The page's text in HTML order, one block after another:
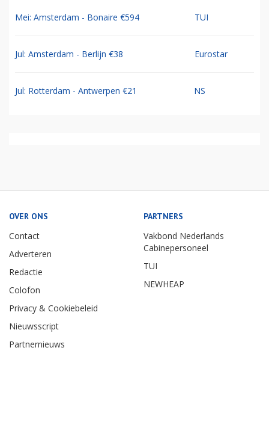
Mei: Amsterdam - Bonaire €594 TUI
Jul: Amsterdam - Berlijn €38 Eurostar
Jul: Rotterdam - Antwerpen €21 NS
OVER ONS
Contact
Adverteren
Redactie
Colofon
Privacy & Cookiebeleid
Nieuwsscript
Partnernieuws
PARTNERS
Vakbond Nederlands
Cabinepersoneel
TUI
NEWHEAP